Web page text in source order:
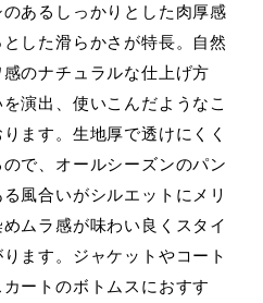
あるしっかりとした肉厚感
した滑らかさが特長。自然
のナチュラルな仕上げ方
演出、使いこんだようなこ
ます。生地厚で透けにくく
で、オールシーズンのパン
風合いがシルエットにメリ
ムラ感が味わい良くスタイ
ます。ジャケットやコート
ートのボトムスにおすす